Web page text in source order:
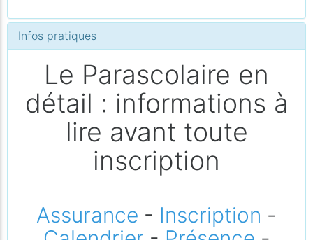
Infos pratiques
Le Parascolaire en
détail : informations à
lire avant toute
inscription
Assurance - Inscription -